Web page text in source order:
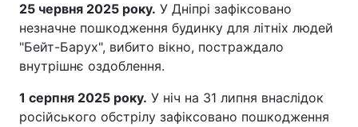
25 червня 2025 року. У Дніпрі зафіксовано
незначне пошкодження будинку для літніх людей
"Бейт-Барух", вибито вікно, постраждало
внутрішнє оздоблення.
1 серпня 2025 року. У ніч на 31 липня внаслідок
російського обстрілу зафіксовано пошкодження